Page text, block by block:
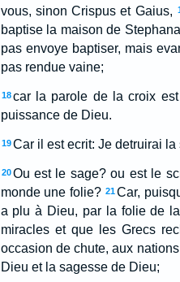
vous, sinon Crispus et Gaius,
baptise la maison de
pas envoye baptiser, mais
pas rendue vaine;
18 car la parole de la croix
puissance de Dieu.
19 Car il est ecrit: Je detruirai
20 Ou est le sage? ou est le
monde une folie? 21 Car,
a plu à Dieu, par la folie de
miracles et que les Grecs
occasion de chute, aux
Dieu et la sagesse de Dieu;